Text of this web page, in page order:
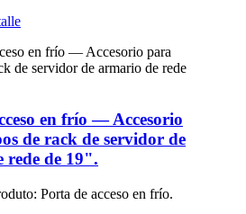
en frío — Accesorio
de rack de servidor de
rede de 19".
Porta de acceso en frío.